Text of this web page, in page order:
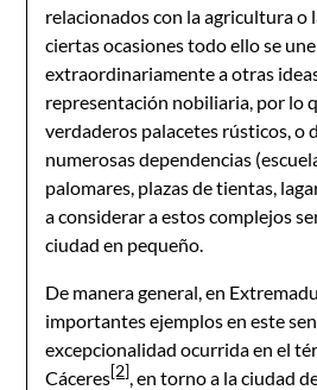
relacionados con la agricultura o
ciertas ocasiones todo ello se une
extraordinariamente a otras
representación nobiliaria, por lo
verdaderos palacetes rústicos, o
numerosas dependencias
palomares, plazas de tientas,
a considerar a estos complejos
ciudad en pequeño.
De manera general, en
importantes ejemplos en este
excepcionalidad ocurrida en el
Cáceres[2], en torno a la ciudad